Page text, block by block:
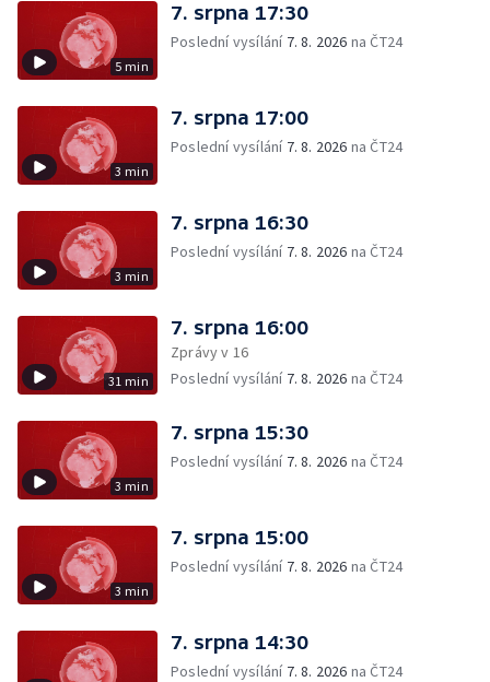
5 min
7. srpna 17:30
Poslední vysílání 7. 8. 2026 na ČT24
3 min
7. srpna 17:00
Poslední vysílání 7. 8. 2026 na ČT24
3 min
7. srpna 16:30
Poslední vysílání 7. 8. 2026 na ČT24
31 min
7. srpna 16:00
Zprávy v 16
Poslední vysílání 7. 8. 2026 na ČT24
3 min
7. srpna 15:30
Poslední vysílání 7. 8. 2026 na ČT24
3 min
7. srpna 15:00
Poslední vysílání 7. 8. 2026 na ČT24
7. srpna 14:30
Poslední vysílání 7. 8. 2026 na ČT24